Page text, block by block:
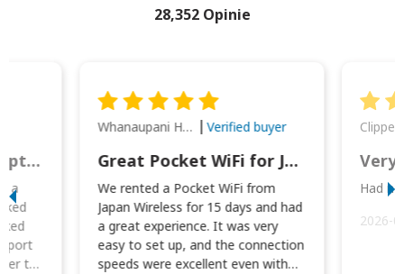
28,352 Opinie
This was wonderful option to a family of four. Everything worked smoothly.
a
to
Whanaupani Henry Joseph Macown Verified buyer
Great Pocket WiFi for Japan Travel
We rented a Pocket WiFi from
Japan Wireless for 15 days and had
a great experience. It was very
easy to set up, and the connection
speeds were excellent even with
Very
Had
2026-